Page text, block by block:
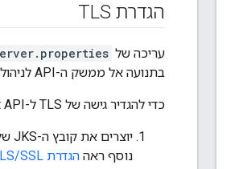
הגדרת TLS
עריכה של
בתנועה אל ממשק ה-API לניהול וממנו. אם הקובץ הזה לא קיים, ליצור אותו.
כדי להגדיר גישה של TLS ל-Management API, מבצעים את התהליך הבא:
נוסף ראה הגדרת TLS/SSL עבור Edge On שטחים